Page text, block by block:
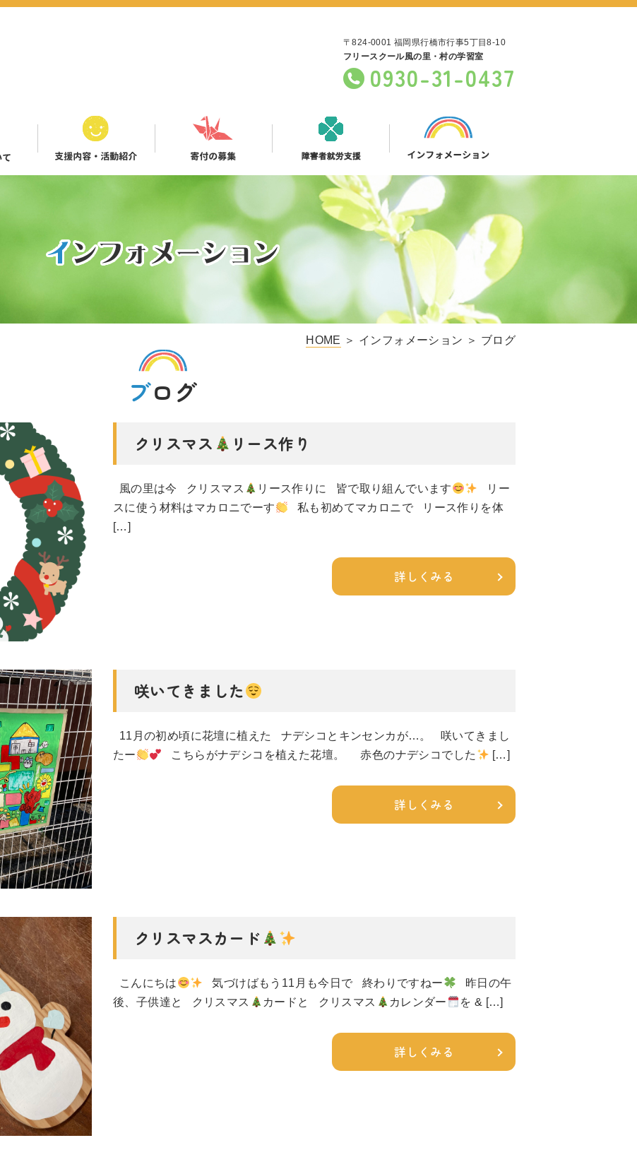
〒824-0001 福岡県行橋市行事5丁目8-10
フリースクール風の里・村の学習室
0930-31-0437
HOME ＞ インフォメーション ＞ ブログ
ブログ
クリスマス リース作り
風の里は今 クリスマス リース作りに 皆で取り組んでいます
リー
スに使う材料はマカロニでーす
私も初めてマカロニで リース作りを体
[…]
詳しくみる
咲いてきました
11月の初め頃に花壇に植えた ナデシコとキンセンカが…。 咲いてきまし
たー
こちらがナデシコを植えた花壇。 赤色のナデシコでした […]
詳しくみる
クリスマスカード
こんにちは 気づけばもう11月も今日で 終わりですねー
昨日の午
後、子供達と クリスマス
カードと クリスマス カレンダー を & […]
詳しくみる